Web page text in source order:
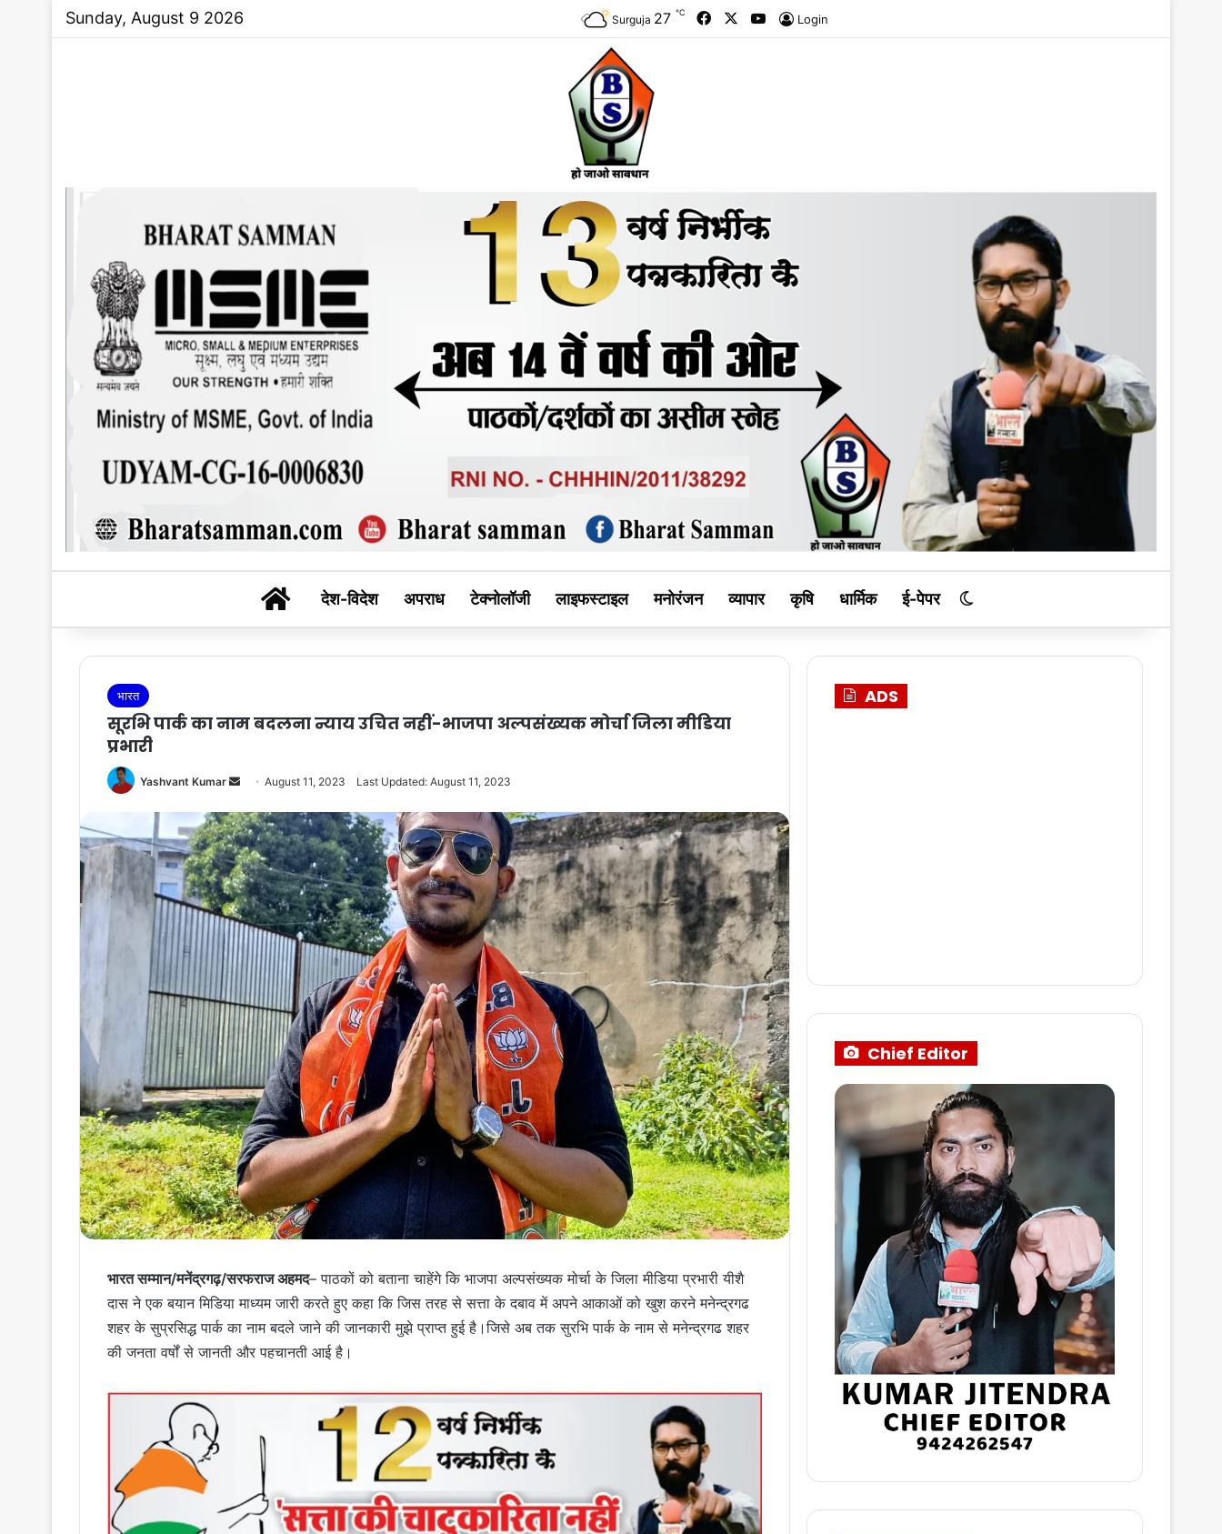
Sunday, August 9 2026 Surguja 27 ℃ FacebookYouTube
Login
BHARAT SAMMAN
देश-विदेश अपराध टेक्नोलॉजी लाइफस्टाइल मनोरंजन व्यापार कृषि धार्मिक ई-पेपर Switch skin
भारत
सूरभि पार्क का नाम बदलना न्याय उचित नहीं-भाजपा अल्पसंख्यक मोर्चा जिला मीडिया
प्रभारी
Yashvant Kumar
Send
email
August 11, 2023 Last Updated: August 11, 2023
भारत सम्मान/मनेंद्रगढ़/सरफराज अहमद– पाठकों को बताना चाहेंगे कि भाजपा अल्पसंख्यक मोर्चा के जिला मीडिया प्रभारी यीशै
दास ने एक बयान मिडिया माध्यम जारी करते हुए कहा कि जिस तरह से सत्ता के दबाव में अपने आकाओं को खुश करने मनेन्द्रगढ
शहर के सुप्रसिद्ध पार्क का नाम बदले जाने की जानकारी मुझे प्राप्त हुई है।जिसे अब तक सुरभि पार्क के नाम से मनेन्द्रगढ शहर
की जनता वर्षों से जानती और पहचानती आई है।
ADS
Chief Editor